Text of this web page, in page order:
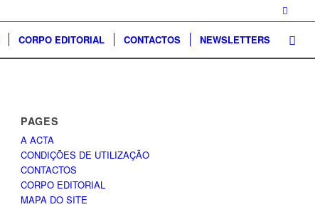
CORPO EDITORIAL CONTACTOS NEWSLETTERS
PAGES
A ACTA
CONDIÇÕES DE UTILIZAÇÃO
CONTACTOS
CORPO EDITORIAL
MAPA DO SITE